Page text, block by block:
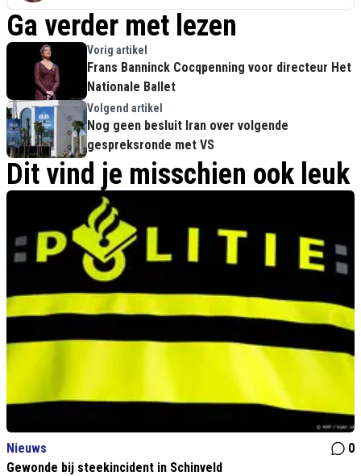
Ga verder met lezen
Vorig artikel
Frans Banninck Cocqpenning voor directeur Het
Nationale Ballet
Volgend artikel
Nog geen besluit Iran over volgende
gespreksronde met VS
Dit vind je misschien ook leuk
Nieuws
0
Gewonde bij steekincident in Schinveld